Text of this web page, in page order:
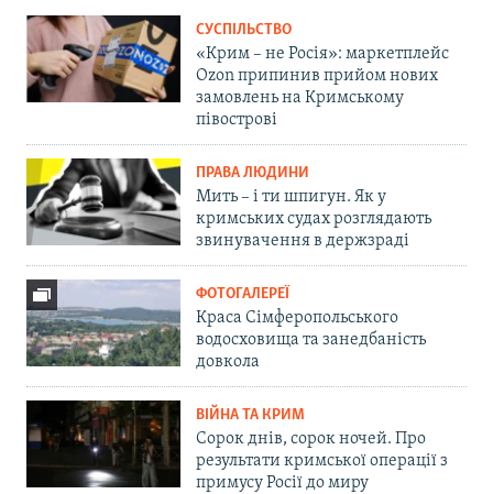
СУСПІЛЬСТВО
«Крим – не Росія»: маркетплейс
Ozon припинив прийом нових
замовлень на Кримському
півострові
ПРАВА ЛЮДИНИ
Мить – і ти шпигун. Як у
кримських судах розглядають
звинувачення в держзраді
ФОТОГАЛЕРЕЇ
Краса Сімферопольського
водосховища та занедбаність
довкола
ВІЙНА ТА КРИМ
Сорок днів, сорок ночей. Про
результати кримської операції з
примусу Росії до миру